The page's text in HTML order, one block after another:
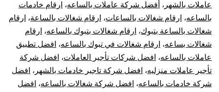
عاملات بالشهر ، أفضل شركة عاملات بالساعه، ارقام خادمات
بالساعه، ارقام شغالات بالساعات، ارقام شغالات بالساعة، ارقام
شغالات بالساعة بتبوك، ارقام شغالات بتبوك بالساعه، ارقام
شغالات بساعه، ارقام شغالات في تبوك بالساعه، افضل تطبيق
عاملات بالساعه، افضل شركات تأجير العاملات، افضل شركة
تأجير عاملات منزليه، افضل شركة تاجير خادمات بالشهر ، افضل
شركة خادمات بالساعه، افضل شركة شغالات بالساعه، افضل